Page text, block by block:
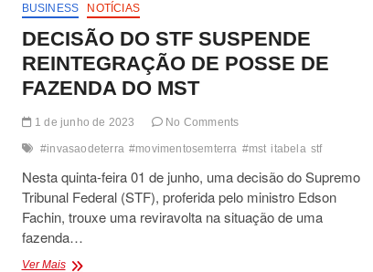
#poderdepolicia #policiamunicipal #recursoextraorninario
BUSINESS NOTÍCIAS
DECISÃO DO STF SUSPENDE
REINTEGRAÇÃO DE POSSE DE
FAZENDA DO MST
1 de junho de 2023 No Comments
#invasaodeterra #movimentosemterra #mst itabela stf
Nesta quinta-feira 01 de junho, uma decisão do Supremo
Tribunal Federal (STF), proferida pelo ministro Edson
Fachin, trouxe uma reviravolta na situação de uma
fazenda…
Ver MaisDECISÃO